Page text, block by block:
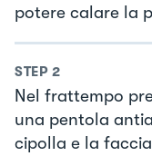
potere calare la
STEP 2
Nel frattempo
una pentola
cipolla e la